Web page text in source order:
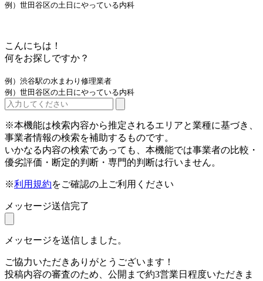
例）世田谷区の土日にやっている内科
こんにちは！
何をお探しですか？
例）渋谷駅の水まわり修理業者
例）世田谷区の土日にやっている内科
※本機能は検索内容から推定されるエリアと業種に基づき、
事業者情報の検索を補助するものです。
いかなる内容の検索であっても、本機能では事業者の比較・
優劣評価・断定的判断・専門的判断は行いません。
※利用規約をご確認の上ご利用ください
メッセージ送信完了
メッセージを送信しました。
ご協力いただきありがとうございます！
投稿内容の審査のため、公開まで約3営業日程度いただきま